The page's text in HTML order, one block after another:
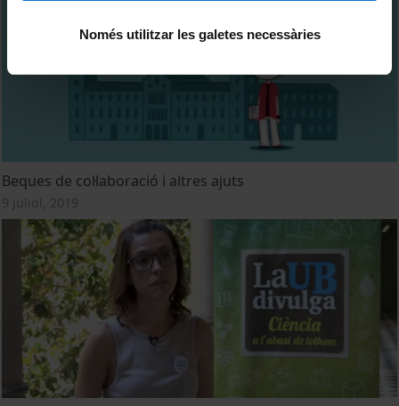
Només utilitzar les galetes necessàries
Beques de col·laboració i altres ajuts
9 juliol, 2019